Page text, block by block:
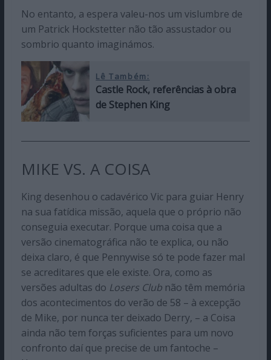
No entanto, a espera valeu-nos um vislumbre de
um Patrick Hockstetter não tão assustador ou
sombrio quanto imaginámos.
Lê Também:
Castle Rock, referências à obra
de Stephen King
MIKE VS. A COISA
King desenhou o cadavérico Vic para guiar Henry
na sua fatídica missão, aquela que o próprio não
conseguia executar. Porque uma coisa que a
versão cinematográfica não te explica, ou não
deixa claro, é que Pennywise só te pode fazer mal
se acreditares que ele existe. Ora, como as
versões adultas do Losers Club não têm memória
dos acontecimentos do verão de 58 – à excepção
de Mike, por nunca ter deixado Derry, – a Coisa
ainda não tem forças suficientes para um novo
confronto daí que precise de um fantoche –